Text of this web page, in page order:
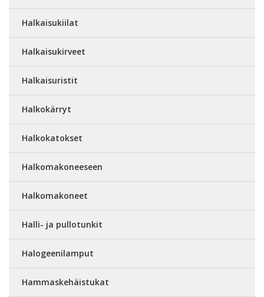
Halkaisukiilat
Halkaisukirveet
Halkaisuristit
Halkokärryt
Halkokatokset
Halkomakoneeseen
Halkomakoneet
Halli- ja pullotunkit
Halogeenilamput
Hammaskehäistukat